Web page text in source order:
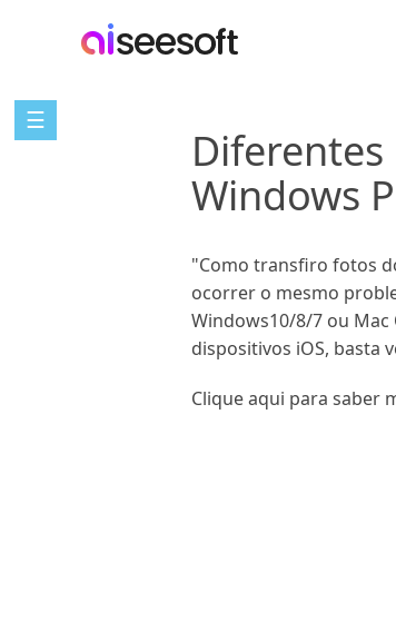
☰
Windows
"Como transfiro fotos
ocorrer o mesmo
Windows10/8/7 ou
dispositivos iOS, basta
Clique aqui para saber